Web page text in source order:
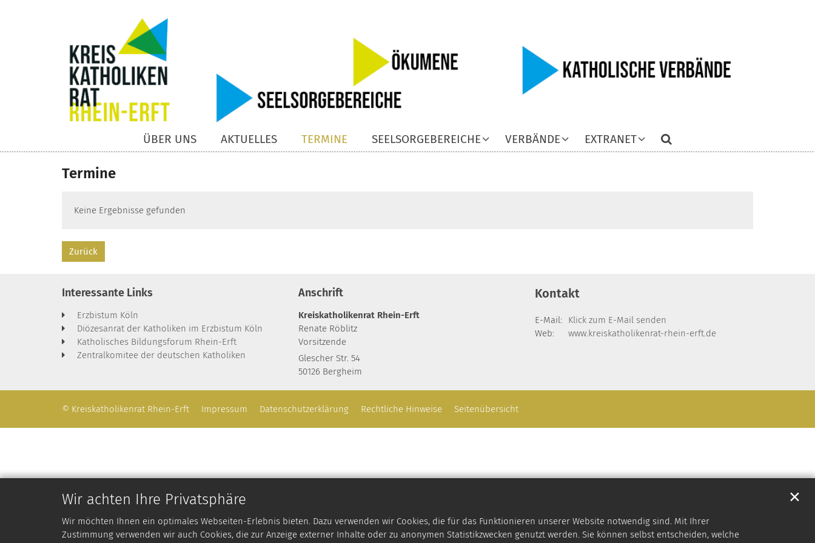
Wir achten Ihre Privatsphäre
Wir möchten Ihnen ein optimales Webseiten-Erlebnis bieten. Dazu verwenden wir Cookies, die für das Funktionieren unserer Website notwendig sind. Mit Ihrer
Zustimmung verwenden wir auch Cookies, die zur Anzeige externer Inhalte oder zu anonymen Statistikzwecken genutzt werden. Sie können selbst entscheiden, welche
✕
ÜBER UNS AKTUELLES TERMINE SEELSORGEBEREICHE VERBÄNDE EXTRANET
Termine
Keine Ergebnisse gefunden
Zurück
Interessante Links
Erzbistum Köln
Diözesanrat der Katholiken im Erzbistum Köln
Katholisches Bildungsforum Rhein-Erft
Zentralkomitee der deutschen Katholiken
Anschrift
Kreiskatholikenrat Rhein-Erft
Renate Röblitz
Vorsitzende
Glescher Str. 54
50126 Bergheim
Kontakt
E-Mail:
Klick zum E-Mail senden
Web:
www.kreiskatholikenrat-rhein-erft.de
© Kreiskatholikenrat Rhein-Erft Impressum Datenschutzerklärung Rechtliche Hinweise Seitenübersicht